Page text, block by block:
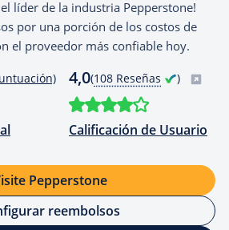
el líder de la industria Pepperstone!
por una porción de los costos de
el proveedor más confiable hoy.
4,0(108 Reseñas )
Calificación de Usuario
Pepperstone
reembolsos